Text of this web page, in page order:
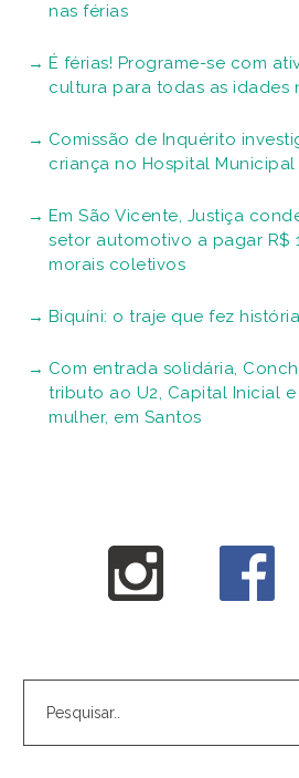
nas férias
É férias! Programe-se com
cultura para todas as idades
Comissão de Inquérito
criança no Hospital Municipal
Em São Vicente, Justiça
setor automotivo a pagar R$
morais coletivos
Biquíni: o traje que fez história
Com entrada solidária,
tributo ao U2, Capital Inicial
mulher, em Santos